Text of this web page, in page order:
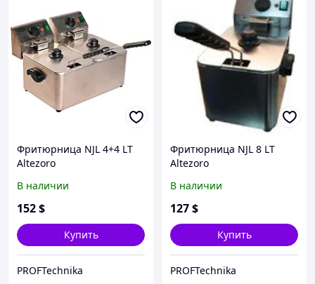
Фритюрница NJL 4+4 LT
Altezoro
В наличии
152$
Купить
PROFTechnika
Фритюрница NJL 8 LT
Altezoro
В наличии
127$
Купить
PROFTechnika